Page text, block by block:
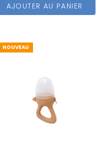
AJOUTER AU PANIER
NOUVEAU